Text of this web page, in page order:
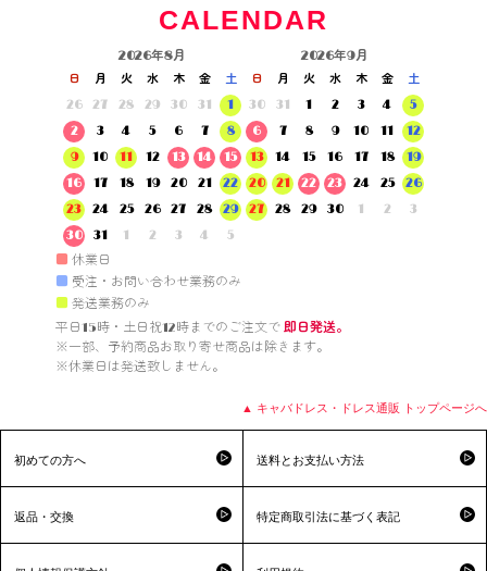
CALENDAR
2026年8月
日 月 火 水 木 金
土
26
27 28 29 30 31
1
2
3 4 5 6 7
8
9
10 11 12 13 14
15
16
17 18 19 20 21
22
23
24 25 26 27 28
29
30
31 1 2 3 4 5
2026年9月
日 月 火 水 木 金
土
30
31 1 2 3 4
5
6
7 8 9 10 11
12
13
14 15 16 17 18
19
20
21 22 23 24 25
26
27
28 29 30 1 2 3
■ 休業日
■ 受注・お問い合わせ業務のみ
■ 発送業務のみ
平日15時・土日祝12時までのご注文で 即日発送。
※一部、予約商品お取り寄せ商品は除きます。
※休業日は発送致しません。
▲ キャバドレス・ドレス通販 トップページへ
初めての方へ 送料とお支払い方法
返品・交換 特定商取引法に基づく表記